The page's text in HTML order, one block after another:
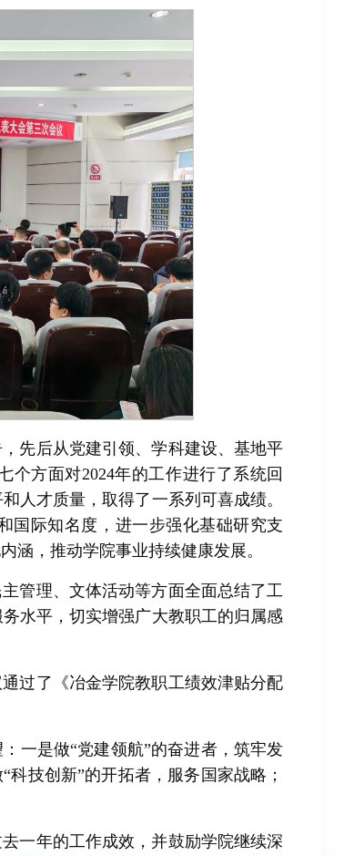
先后从党建引领、学科建设、基地平
个方面对2024年的工作进行了系统回
人才质量，取得了一系列可喜成绩。
国际知名度，进一步强化基础研究支
涵，推动学院事业持续健康发展。
管理、文体活动等方面全面总结了工
水平，切实增强广大教职工的归属感
过了《冶金学院教职工绩效津贴分配
一是做“党建领航”的奋进者，筑牢发
技创新”的开拓者，服务国家战略；
一年的工作成效，并鼓励学院继续深